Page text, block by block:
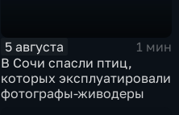
5 августа
1 мин
В Сочи спасли птиц,
которых эксплуатировали
фотографы-живодеры